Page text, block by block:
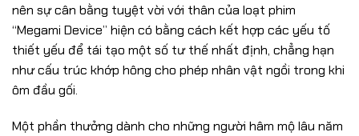
nên sự cân bằng tuyệt vời với thân của loạt phim
“Megami Device” hiện có bằng cách kết hợp các yếu tố
thiết yếu để tái tạo một số tư thế nhất định, chẳng hạn
như cấu trúc khớp hông cho phép nhân vật ngồi trong khi
ôm đầu gối.
Một phần thưởng dành cho những người hâm mộ lâu năm